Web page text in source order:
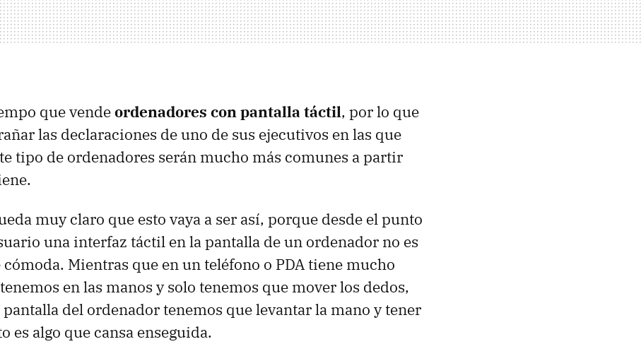
que vendeordenadores con pantalla táctil, por lo que
las declaraciones de uno de sus ejecutivos en las que
tipo de ordenadores serán mucho más comunes a partir
muy claro que esto vaya a ser así, porque desde el punto
una interfaz táctil en la pantalla de un ordenador no es
Mientras que en un teléfono o PDA tiene mucho
en las manos y solo tenemos que mover los dedos,
del ordenador tenemos que levantar la mano y tener
es algo que cansa enseguida.